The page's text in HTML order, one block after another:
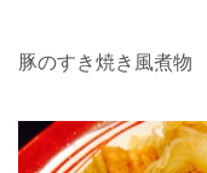
豚のすき焼き風煮物